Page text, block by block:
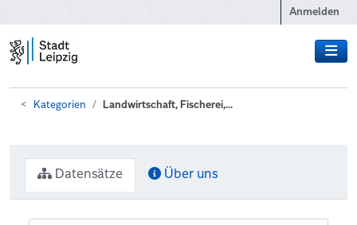
Anmelden
Kategorien Landwirtschaft, Fischerei,...
Datensätze Über uns